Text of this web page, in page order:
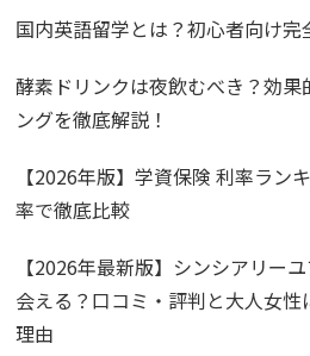
国内英語留学とは？初心者向け完
酵素ドリンクは夜飲むべき？効果
ングを徹底解説！
【2026年版】学資保険 利率ラン
率で徹底比較
【2026年最新版】シンシアリー
会える？口コミ・評判と大人女性
理由